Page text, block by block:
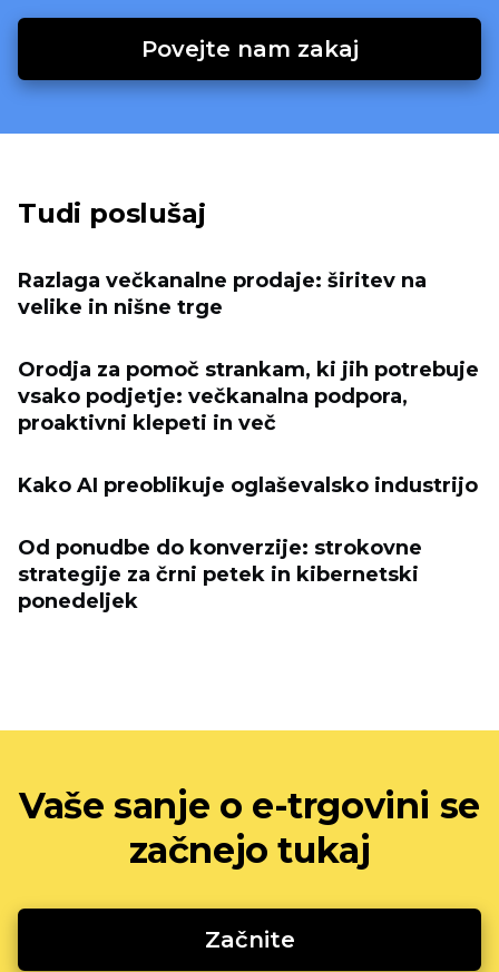
Povejte nam zakaj
Tudi poslušaj
Razlaga večkanalne prodaje: širitev na
velike in nišne trge
Orodja za pomoč strankam, ki jih potrebuje
vsako podjetje: večkanalna podpora,
proaktivni klepeti in več
Kako AI preoblikuje oglaševalsko industrijo
Od ponudbe do konverzije: strokovne
strategije za črni petek in kibernetski
ponedeljek
Vaše sanje o e-trgovini se
začnejo tukaj
Začnite